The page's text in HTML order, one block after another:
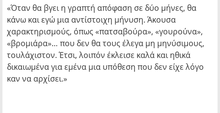
«Όταν θα βγει η γραπτή απόφαση σε δύο μήνες, θα
κάνω και εγώ μια αντίστοιχη μήνυση. Άκουσα
χαρακτηρισμούς, όπως «πατσαβούρα», «γουρούνα»,
«βρομιάρα»… που δεν θα τους έλεγα μη μηνύσιμους,
τουλάχιστον. Έτσι, λοιπόν έκλεισε καλά και ηθικά
δικαιωμένα για εμένα μια υπόθεση που δεν είχε λόγο
καν να αρχίσει.»